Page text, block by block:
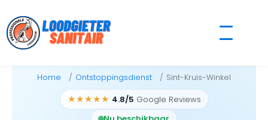
to
content
Home Ontstoppingsdienst Sint-Kruis-Winkel
★★★★★ 4.8/5 Google Reviews